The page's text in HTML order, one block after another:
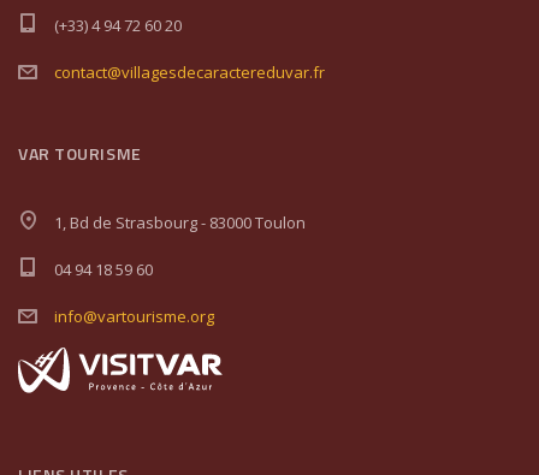
(+33) 4 94 72 60 20
contact@villagesdecaractereduvar.fr
VAR TOURISME
1, Bd de Strasbourg - 83000 Toulon
04 94 18 59 60
info@vartourisme.org